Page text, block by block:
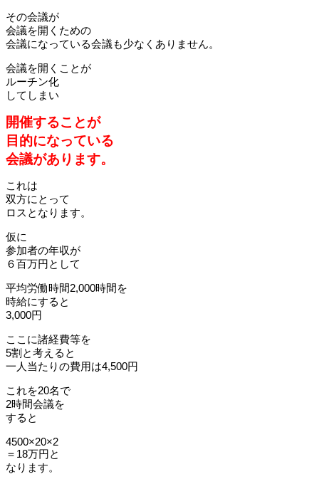
その会議が
会議を開くための
会議になっている会議も少なくありません。
会議を開くことが
ルーチン化
してしまい
開催することが
目的になっている
会議があります。
これは
双方にとって
ロスとなります。
仮に
参加者の年収が
６百万円として
平均労働時間2,000時間を
時給にすると
3,000円
ここに諸経費等を
5割と考えると
一人当たりの費用は4,500円
これを20名で
2時間会議を
すると
4500×20×2
＝18万円と
なります。